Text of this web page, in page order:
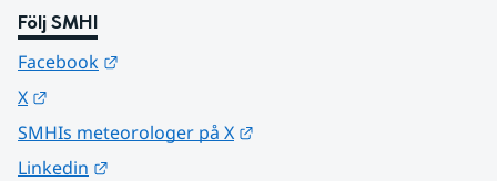
Följ SMHI
Facebook
X
SMHIs meteorologer på X
Linkedin